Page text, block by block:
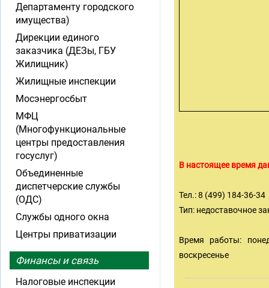
В настоящее время
Тел.: 8 (499) 184-36-34
Тип: недоставочное
Время работы:
воскресенье
Департаменту городского
имущества)
Дирекции единого
заказчика (ДЕЗы, ГБУ
Жилищник)
Жилищные инспекции
Мосэнергосбыт
МФЦ
(Многофункциональные
центры предоставления
госуслуг)
Объединенные
диспетчерские службы
(ОДС)
Службы одного окна
Центры приватизации
Финансы и связь
Налоговые инспекции